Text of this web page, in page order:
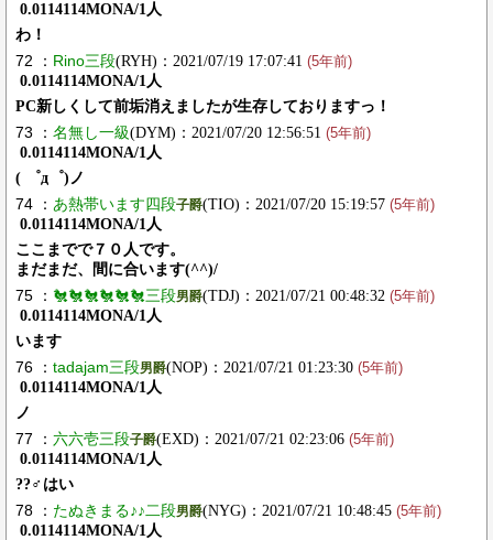
0.0114114MONA/1人
わ！
72 ： Rino三段(RYH)：2021/07/19 17:07:41 (5年前)
0.0114114MONA/1人
PC新しくして前垢消えましたが生存しておりますっ！
73 ： 名無し一級(DYM)：2021/07/20 12:56:51 (5年前)
0.0114114MONA/1人
( ゜д゜)ノ
74 ： あ熱帯います四段子爵(TIO)：2021/07/20 15:19:57 (5年前)
0.0114114MONA/1人
ここまでで７０人です。
まだまだ、間に合います(^^)/
75 ： 🐔🐔🐔🐔🐔🐔三段男爵(TDJ)：2021/07/21 00:48:32 (5年前)
0.0114114MONA/1人
います
76 ： tadajam三段男爵(NOP)：2021/07/21 01:23:30 (5年前)
0.0114114MONA/1人
ノ
77 ： 六六壱三段子爵(EXD)：2021/07/21 02:23:06 (5年前)
0.0114114MONA/1人
??‍♂️はい
78 ： たぬきまる♪♪二段男爵(NYG)：2021/07/21 10:48:45 (5年前)
0.0114114MONA/1人